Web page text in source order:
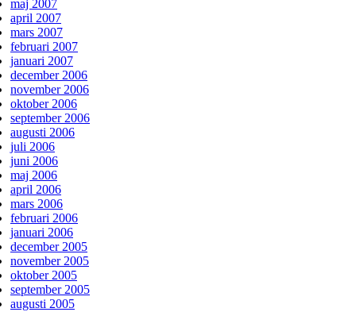
maj 2007
april 2007
mars 2007
februari 2007
januari 2007
december 2006
november 2006
oktober 2006
september 2006
augusti 2006
juli 2006
juni 2006
maj 2006
april 2006
mars 2006
februari 2006
januari 2006
december 2005
november 2005
oktober 2005
september 2005
augusti 2005